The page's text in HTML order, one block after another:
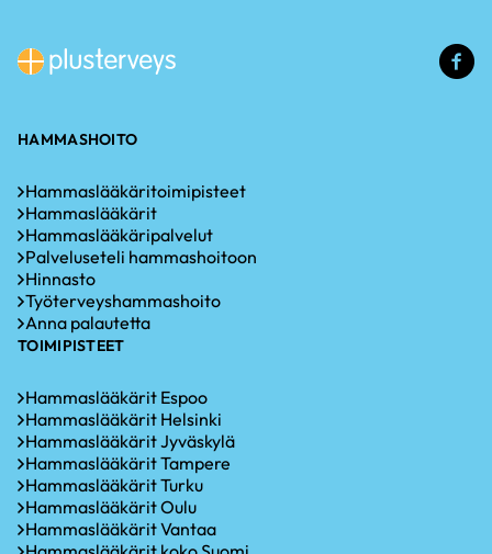
HAMMASHOITO
Hammaslääkäritoimipisteet
Hammaslääkärit
Hammaslääkäripalvelut
Palveluseteli hammashoitoon
Hinnasto
Työterveyshammashoito
Anna palautetta
TOIMIPISTEET
Hammaslääkärit Espoo
Hammaslääkärit Helsinki
Hammaslääkärit Jyväskylä
Hammaslääkärit Tampere
Hammaslääkärit Turku
Hammaslääkärit Oulu
Hammaslääkärit Vantaa